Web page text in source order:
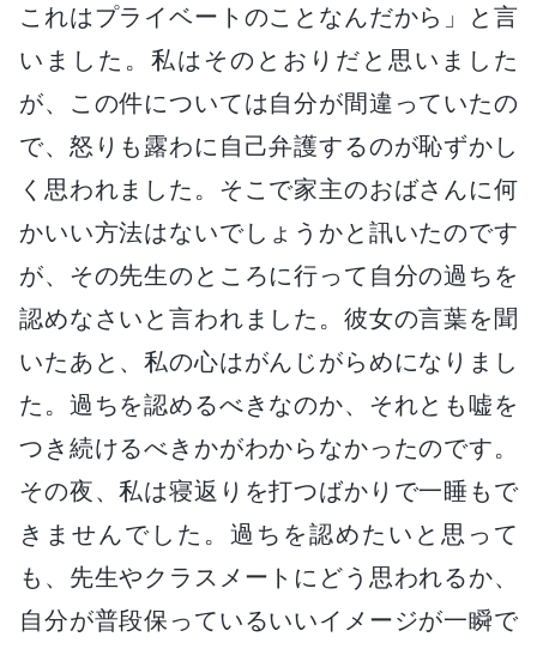
これはプライベートのことなんだから」と言
いました。私はそのとおりだと思いました
が、この件については自分が間違っていたの
で、怒りも露わに自己弁護するのが恥ずかし
く思われました。そこで家主のおばさんに何
かいい方法はないでしょうかと訊いたのです
が、その先生のところに行って自分の過ちを
認めなさいと言われました。彼女の言葉を聞
いたあと、私の心はがんじがらめになりまし
た。過ちを認めるべきなのか、それとも嘘を
つき続けるべきかがわからなかったのです。
その夜、私は寝返りを打つばかりで一睡もで
きませんでした。過ちを認めたいと思って
も、先生やクラスメートにどう思われるか、
自分が普段保っているいいイメージが一瞬で